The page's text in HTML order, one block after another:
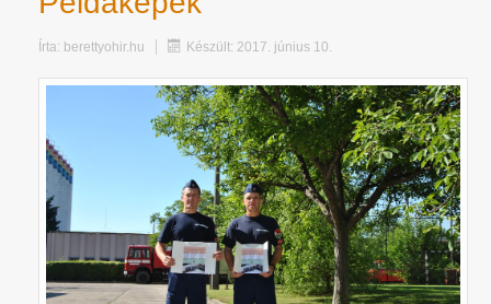
Írta: berettyohir.hu Készült: 2017. június 10.